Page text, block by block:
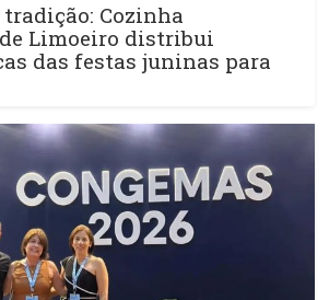
tradição: Cozinha
Limoeiro distribui
das festas juninas para